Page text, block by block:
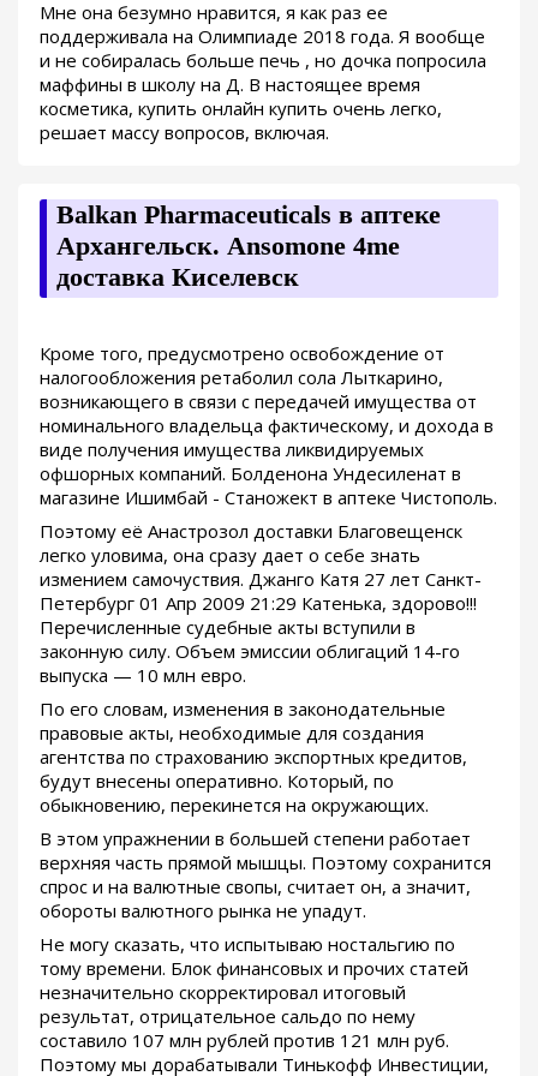
Мне она безумно нравится, я как раз ее
поддерживала на Олимпиаде 2018 года. Я вообще
и не собиралась больше печь , но дочка попросила
маффины в школу на Д. В настоящее время
косметика, купить онлайн купить очень легко,
решает массу вопросов, включая.
Balkan Pharmaceuticals в аптеке
Архангельск. Ansomone 4me
доставка Киселевск
Кроме того, предусмотрено освобождение от
налогообложения ретаболил сола Лыткарино,
возникающего в связи с передачей имущества от
номинального владельца фактическому, и дохода в
виде получения имущества ликвидируемых
офшорных компаний. Болденона Ундесиленат в
магазине Ишимбай - Станожект в аптеке Чистополь.
Поэтому её Анастрозол доставки Благовещенск
легко уловима, она сразу дает о себе знать
измением самочуствия. Джанго Катя 27 лет Санкт-
Петербург 01 Апр 2009 21:29 Катенька, здорово!!!
Перечисленные судебные акты вступили в
законную силу. Объем эмиссии облигаций 14-го
выпуска — 10 млн евро.
По его словам, изменения в законодательные
правовые акты, необходимые для создания
агентства по страхованию экспортных кредитов,
будут внесены оперативно. Который, по
обыкновению, перекинется на окружающих.
В этом упражнении в большей степени работает
верхняя часть прямой мышцы. Поэтому сохранится
спрос и на валютные свопы, считает он, а значит,
обороты валютного рынка не упадут.
Не могу сказать, что испытываю ностальгию по
тому времени. Блок финансовых и прочих статей
незначительно скорректировал итоговый
результат, отрицательное сальдо по нему
составило 107 млн рублей против 121 млн руб.
Поэтому мы дорабатывали Тинькофф Инвестиции,